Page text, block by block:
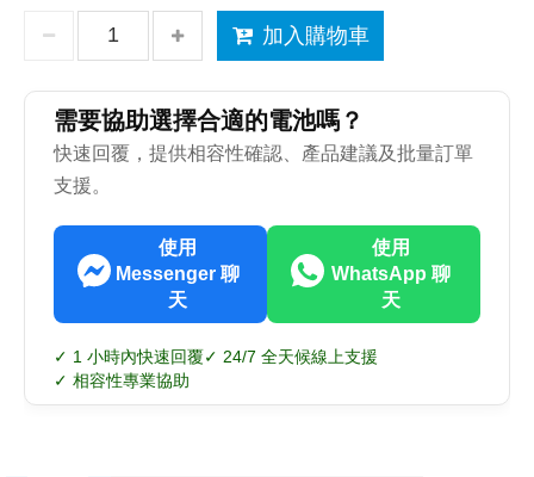
加入購物車
需要協助選擇合適的電池嗎？
快速回覆，提供相容性確認、產品建議及批量訂單
支援。
使用
Messenger 聊
天
使用
WhatsApp 聊
天
✓ 1 小時內快速回覆✓ 24/7 全天候線上支援
✓ 相容性專業協助